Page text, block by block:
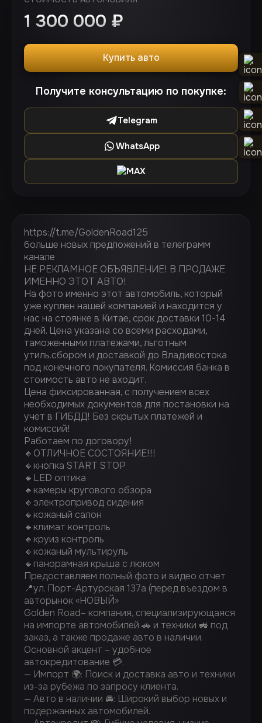
1 300 000 ₽
Купить авто
Получите консультацию по покупке:
Telegram
WhatsApp
MAX
https://t.me/GoldenRoad125
больше новых предложений в телеграмм
канале
НЕ РЕКЛАМНОЕ ОБЪЯВЛЕНИЕ! В ПРОДАЖЕ
ИМЕННО ЭТОТ АВТО!
На фото именно этот автомобиль, который
уже куплен нашей компанией и находится у
нас на стоянке в Китае, срок доставки 10-14
дней. Цена указана со всеми расходами,
таможенными платежами, льготным
утиль.сбором и доставкой до Владивостока
под конечного покупателя. Комиссия банка в
стоимость авто не входит.
Цена фиксированная, с получением всех
необходимых документов для постановки на
учет в ГИБДД! Без скрытых платежей и
комиссий!
Работаем по договору!
🔸ОТЛИЧНОЕ СОСТОЯНИЕ!!!
🔸кнопка START STOP
🔸LED оптика
🔸камеры кругового обзора
🔸электропривод сидения
🔸кожаный салон
🔸климат контроль
🔸круиз контроль
🔸кожаный мультируль
🔸панорамная крыша с люком
Предоставляем полный фото и видео отчет
📍ул. Порт-Артурская 137а (перед въездом в
авторынок «НОВЫЙ»
Golden Road– компания, специализирующаяся
на импорте автомобилей 🚗 и техники 🚜 под
заказ, а также продаже авто в наличии.
Основной акцент – удобное
автокредитование 💳.
— Импорт 🌍: Поиск и доставка авто и техники
из-за рубежа по запросу клиента.
— Авто в наличии 🚘: Широкий выбор новых и
подержанных автомобилей.